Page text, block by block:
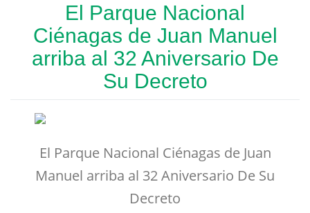
El Parque Nacional
Ciénagas de Juan Manuel
arriba al 32 Aniversario De
Su Decreto
El Parque Nacional Ciénagas de Juan
Manuel arriba al 32 Aniversario De Su
Decreto